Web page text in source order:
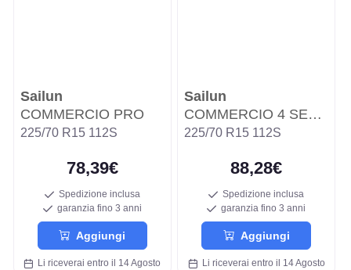
Sailun
COMMERCIO PRO
225/70 R15 112S
78,39€
Spedizione inclusa
garanzia fino 3 anni
Aggiungi
Li riceverai entro il 14 Agosto
Sailun
COMMERCIO 4 SEASONS
225/70 R15 112S
88,28€
Spedizione inclusa
garanzia fino 3 anni
Aggiungi
Li riceverai entro il 14 Agosto